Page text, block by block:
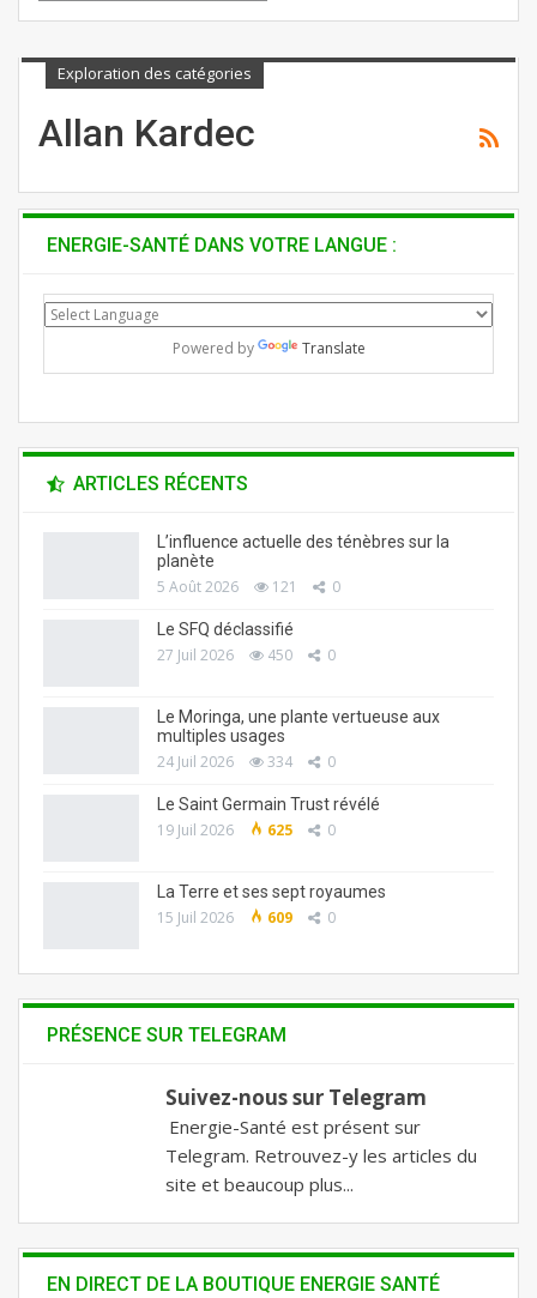
Exploration des catégories
Allan Kardec
ENERGIE-SANTÉ DANS VOTRE LANGUE :
Powered by Translate
ARTICLES RÉCENTS
L’influence actuelle des ténèbres sur la
planète
5 Août 2026 121 0
Le SFQ déclassifié
27 Juil 2026 450 0
Le Moringa, une plante vertueuse aux
multiples usages
24 Juil 2026 334 0
Le Saint Germain Trust révélé
19 Juil 2026 625 0
La Terre et ses sept royaumes
15 Juil 2026 609 0
PRÉSENCE SUR TELEGRAM
Suivez-nous sur Telegram
Energie-Santé est présent sur
Telegram. Retrouvez-y les articles du
site et beaucoup plus...
EN DIRECT DE LA BOUTIQUE ENERGIE SANTÉ